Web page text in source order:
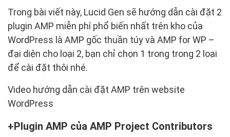
Trong bài viết này, Lucid Gen sẽ hướng dẫn cài đặt 2
plugin AMP miễn phí phổ biến nhất trên kho của
WordPress là AMP gốc thuần túy và AMP for WP –
đại diện cho loại 2, bạn chỉ chọn 1 trong trong 2 loại
để cài đặt thôi nhé.
Video hướng dẫn cài đặt AMP trên website
WordPress
Plugin AMP của AMP Project Contributors